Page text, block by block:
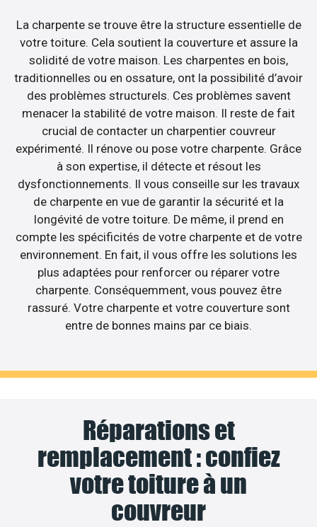
La charpente se trouve être la structure essentielle de
votre toiture. Cela soutient la couverture et assure la
solidité de votre maison. Les charpentes en bois,
traditionnelles ou en ossature, ont la possibilité d’avoir
des problèmes structurels. Ces problèmes savent
menacer la stabilité de votre maison. Il reste de fait
crucial de contacter un charpentier couvreur
expérimenté. Il rénove ou pose votre charpente. Grâce
à son expertise, il détecte et résout les
dysfonctionnements. Il vous conseille sur les travaux
de charpente en vue de garantir la sécurité et la
longévité de votre toiture. De même, il prend en
compte les spécificités de votre charpente et de votre
environnement. En fait, il vous offre les solutions les
plus adaptées pour renforcer ou réparer votre
charpente. Conséquemment, vous pouvez être
rassuré. Votre charpente et votre couverture sont
entre de bonnes mains par ce biais.
Réparations et
remplacement : confiez
votre toiture à un
couvreur